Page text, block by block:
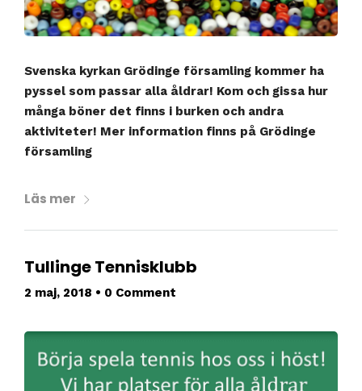
Svenska kyrkan Grödinge församling kommer ha
pyssel som passar alla åldrar! Kom och gissa hur
många böner det finns i burken och andra
aktiviteter! Mer information finns på Grödinge
församling
Läs mer
Tullinge Tennisklubb
2 maj, 2018 • 0 Comment